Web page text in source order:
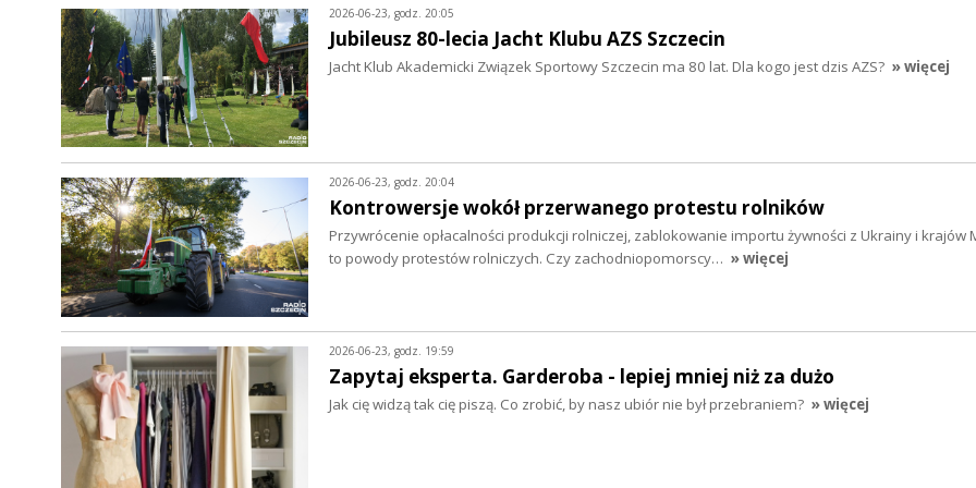
2026-06-23, godz. 20:05
Jubileusz 80-lecia Jacht Klubu AZS Szczecin
Jacht Klub Akademicki Związek Sportowy Szczecin ma 80 lat. Dla kogo jest dzis AZS? » więcej
2026-06-23, godz. 20:04
Kontrowersje wokół przerwanego protestu rolników
Przywrócenie opłacalności produkcji rolniczej, zablokowanie importu żywności z Ukrainy i krajów
to powody protestów rolniczych. Czy zachodniopomorscy… » więcej
2026-06-23, godz. 19:59
Zapytaj eksperta. Garderoba - lepiej mniej niż za dużo
Jak cię widzą tak cię piszą. Co zrobić, by nasz ubiór nie był przebraniem? » więcej